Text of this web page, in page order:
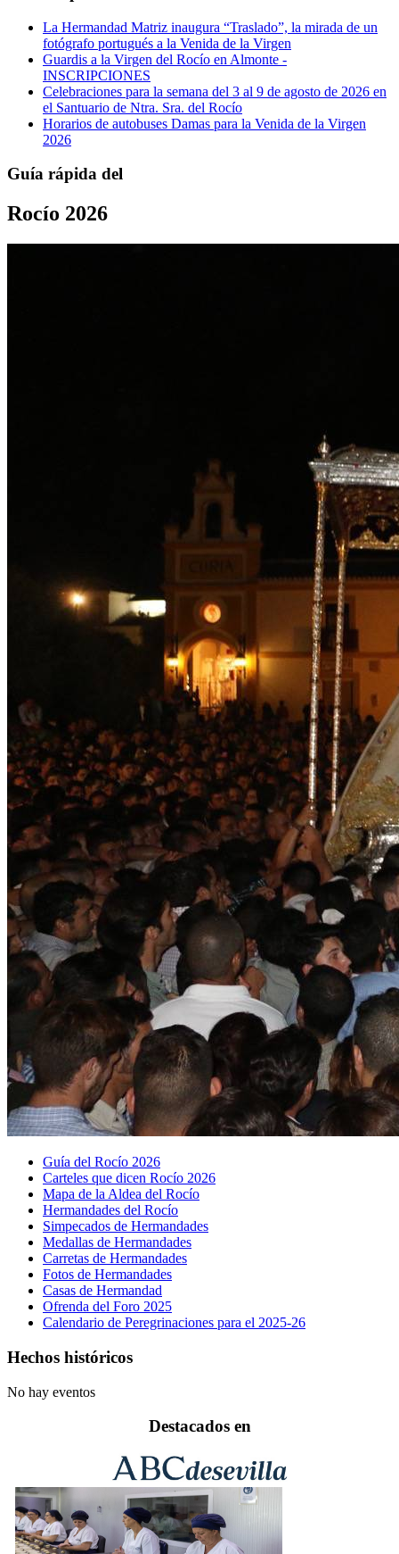
La Hermandad Matriz inaugura “Traslado”, la mirada de un
fotógrafo portugués a la Venida de la Virgen
Guardis a la Virgen del Rocío en Almonte -
INSCRIPCIONES
Celebraciones para la semana del 3 al 9 de agosto de 2026 en
el Santuario de Ntra. Sra. del Rocío
Horarios de autobuses Damas para la Venida de la Virgen
2026
Guía rápida del
Rocío 2026
Guía del Rocío 2026
Carteles que dicen Rocío 2026
Mapa de la Aldea del Rocío
Hermandades del Rocío
Simpecados de Hermandades
Medallas de Hermandades
Carretas de Hermandades
Fotos de Hermandades
Casas de Hermandad
Ofrenda del Foro 2025
Calendario de Peregrinaciones para el 2025-26
Hechos históricos
No hay eventos
Destacados en